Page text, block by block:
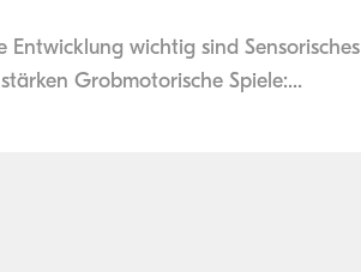
wichtig sind Sensorisches
Grobmotorische Spiele:...